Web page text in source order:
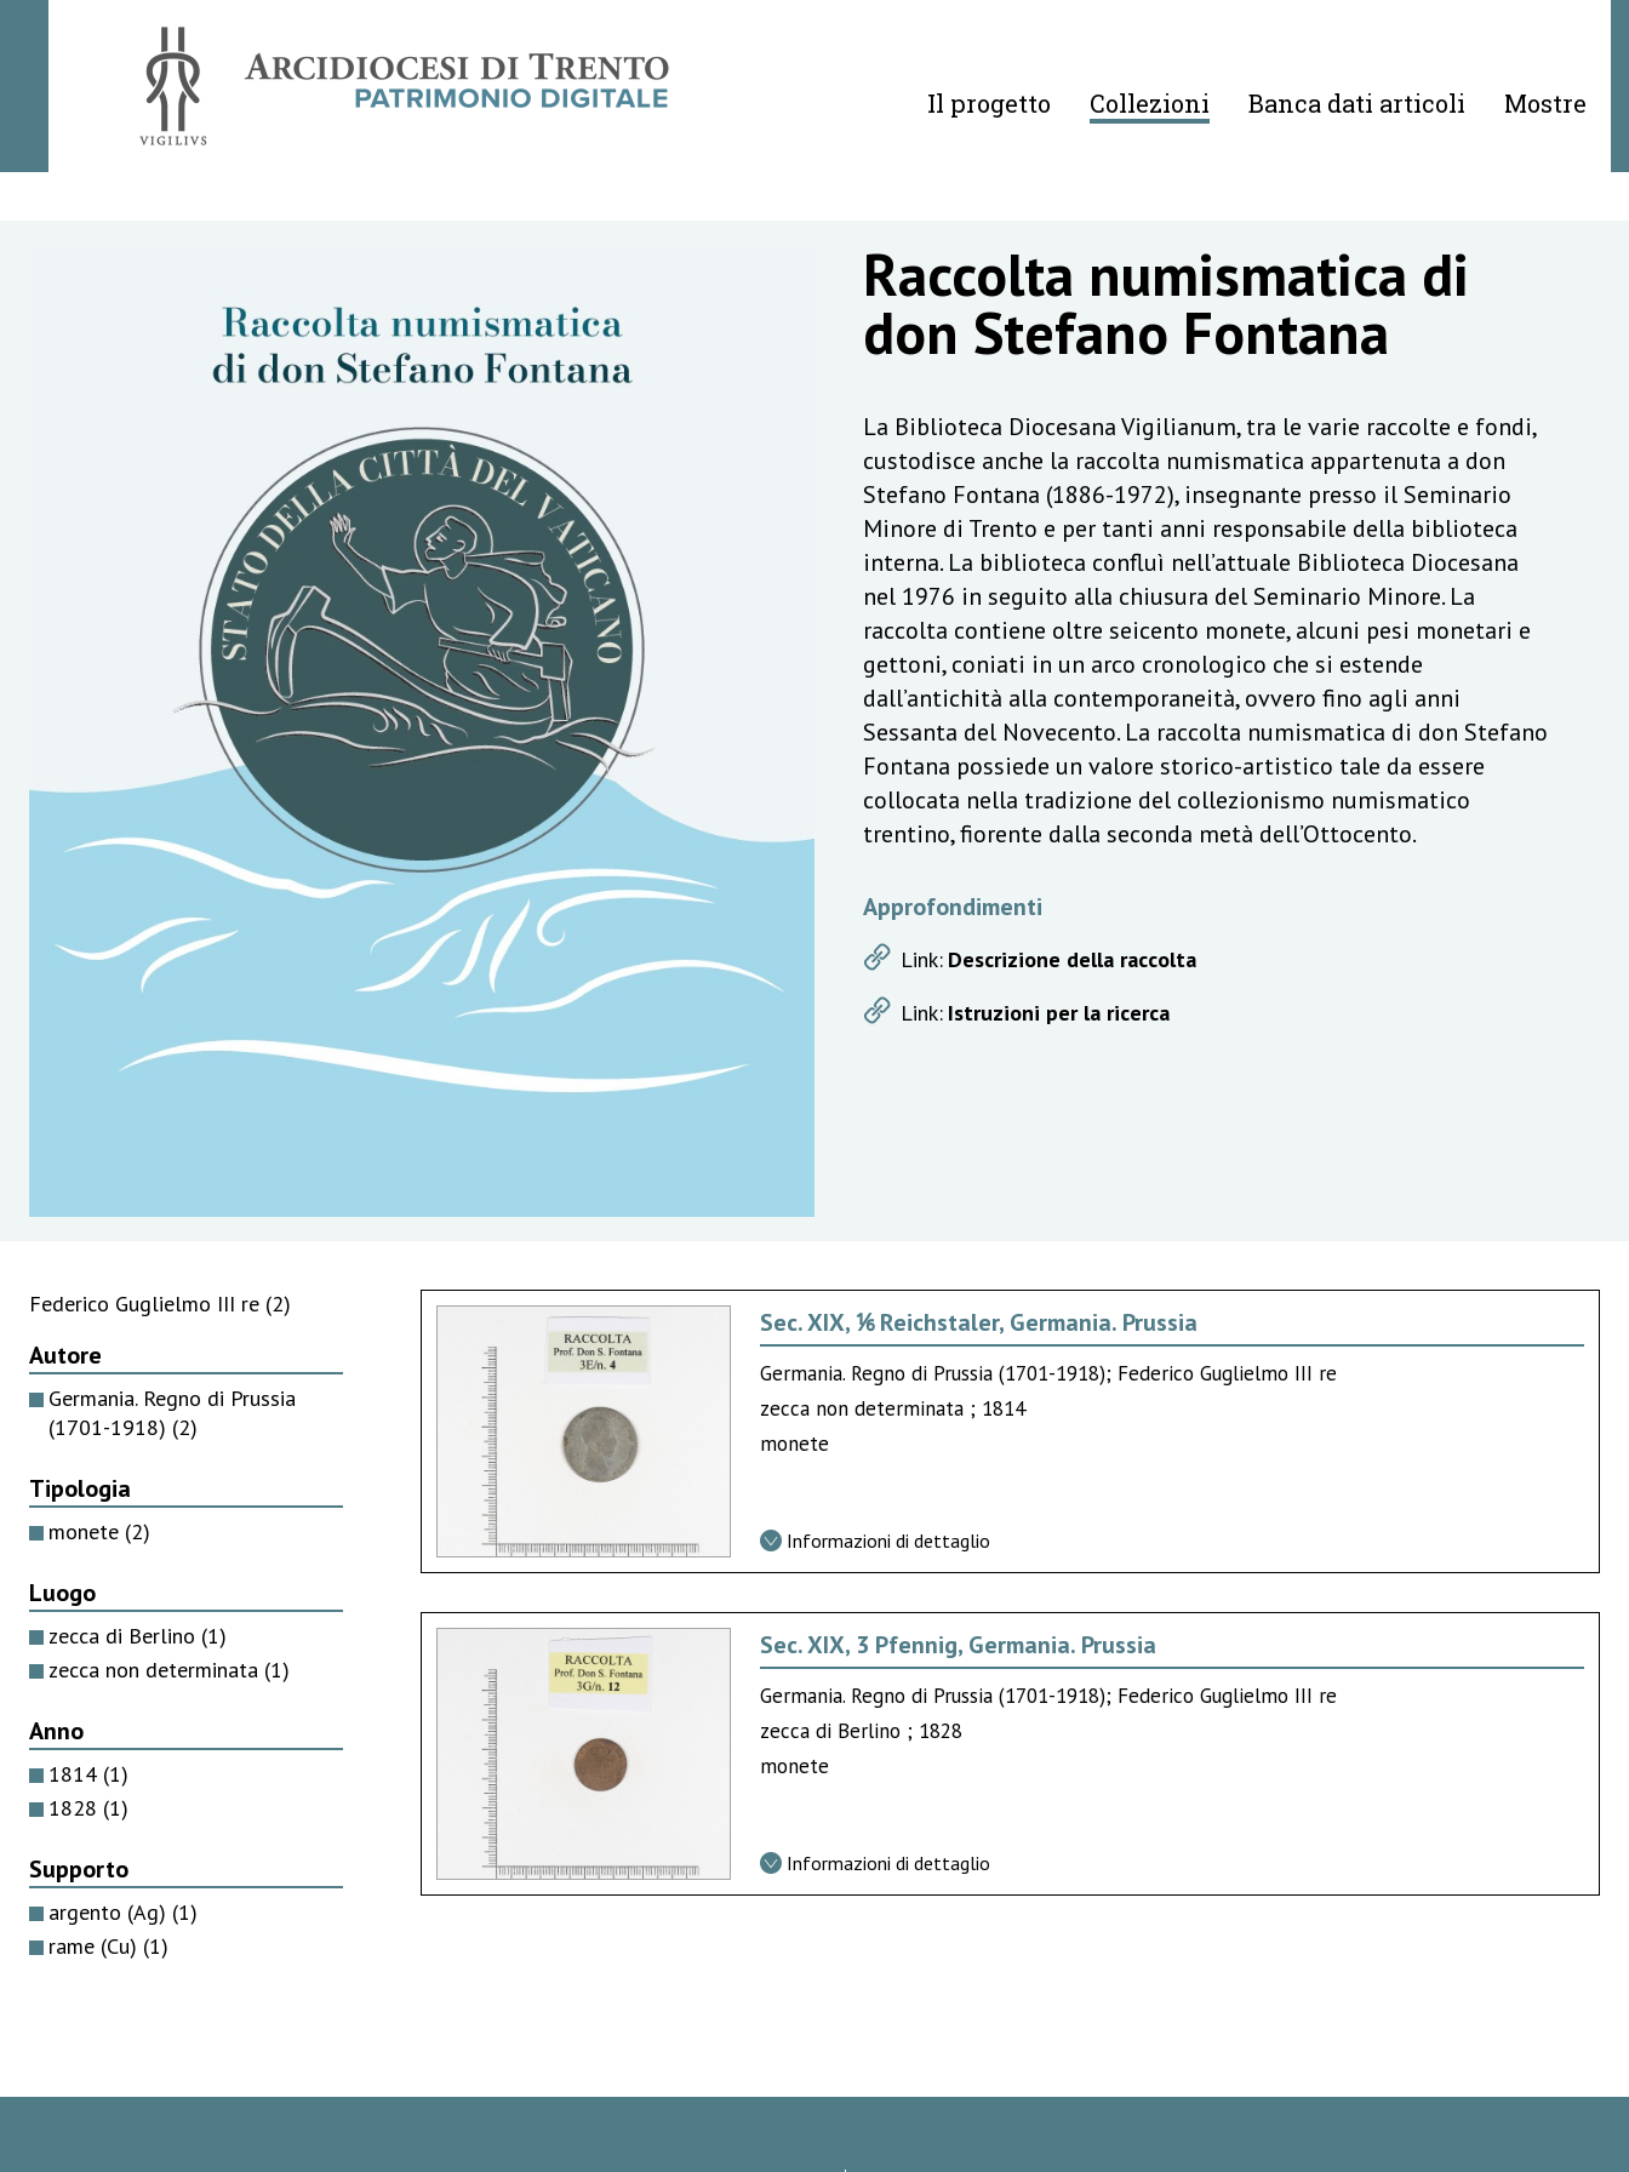
Il progetto Collezioni Banca dati articoli Mostre
Raccolta numismatica di
don Stefano Fontana
La Biblioteca Diocesana Vigilianum, tra le varie raccolte e fondi,
custodisce anche la raccolta numismatica appartenuta a don
Stefano Fontana (1886-1972), insegnante presso il Seminario
Minore di Trento e per tanti anni responsabile della biblioteca
interna. La biblioteca confluì nell’attuale Biblioteca Diocesana
nel 1976 in seguito alla chiusura del Seminario Minore. La
raccolta contiene oltre seicento monete, alcuni pesi monetari e
gettoni, coniati in un arco cronologico che si estende
dall’antichità alla contemporaneità, ovvero fino agli anni
Sessanta del Novecento. La raccolta numismatica di don Stefano
Fontana possiede un valore storico-artistico tale da essere
collocata nella tradizione del collezionismo numismatico
trentino, fiorente dalla seconda metà dell’Ottocento.
Approfondimenti
Link: Descrizione della raccolta
Link: Istruzioni per la ricerca
Federico Guglielmo III re (2)
Autore
Germania. Regno di Prussia
(1701-1918) (2)
Tipologia
monete (2)
Luogo
zecca di Berlino (1)
zecca non determinata (1)
Anno
1814 (1)
1828 (1)
Supporto
argento (Ag) (1)
rame (Cu) (1)
Sec. XIX, ⅙ Reichstaler, Germania. Prussia
Germania. Regno di Prussia (1701-1918); Federico Guglielmo III re
zecca non determinata ; 1814
monete
Informazioni di dettaglio
Sec. XIX, 3 Pfennig, Germania. Prussia
Germania. Regno di Prussia (1701-1918); Federico Guglielmo III re
zecca di Berlino ; 1828
monete
Informazioni di dettaglio